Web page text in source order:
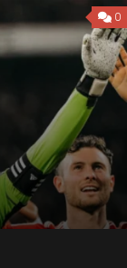
0